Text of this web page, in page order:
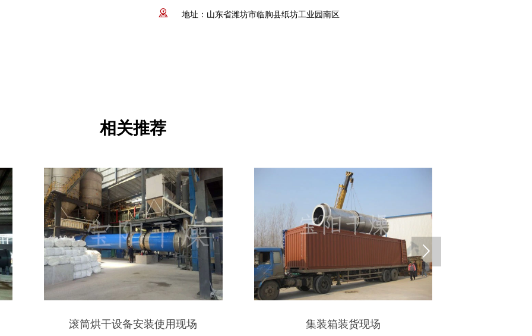
 地址：山东省潍坊市临朐县纸坊工业园南区
相关推荐
干设备安装使用现场
